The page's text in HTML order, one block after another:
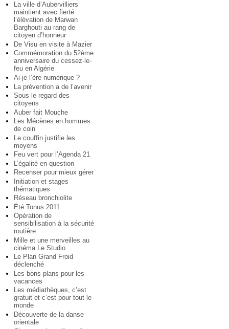
La ville d’Aubervilliers
maintient avec fierté
l’élévation de Marwan
Barghouti au rang de
citoyen d’honneur
De Visu en visite à Mazier
Commémoration du 52ème
anniversaire du cessez-le-
feu en Algérie
Ai-je l’ère numérique ?
La prévention a de l’avenir
Sous le regard des
citoyens
Auber fait Mouche
Les Mécènes en hommes
de coin
Le couffin justifie les
moyens
Feu vert pour l’Agenda 21
L’égalité en question
Recenser pour mieux gérer
Initiation et stages
thématiques
Réseau bronchiolite
Été Tonus 2011
Opération de
sensibilisation à la sécurité
routière
Mille et une merveilles au
cinéma Le Studio
Le Plan Grand Froid
déclenché
Les bons plans pour les
vacances
Les médiathèques, c’est
gratuit et c’est pour tout le
monde
Découverte de la danse
orientale